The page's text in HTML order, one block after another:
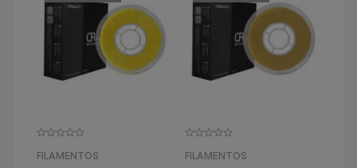
FILAMENTOS FILAMENTOS